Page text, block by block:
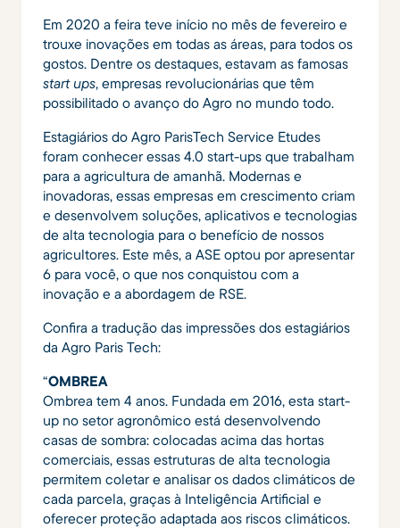
Em 2020 a feira teve início no mês de fevereiro e
trouxe inovações em todas as áreas, para todos os
gostos. Dentre os destaques, estavam as famosas
start ups, empresas revolucionárias que têm
possibilitado o avanço do Agro no mundo todo.
Estagiários do Agro ParisTech Service Etudes
foram conhecer essas 4.0 start-ups que trabalham
para a agricultura de amanhã. Modernas e
inovadoras, essas empresas em crescimento criam
e desenvolvem soluções, aplicativos e tecnologias
de alta tecnologia para o benefício de nossos
agricultores. Este mês, a ASE optou por apresentar
6 para você, o que nos conquistou com a
inovação e a abordagem de RSE.
Confira a tradução das impressões dos estagiários
da Agro Paris Tech:
“OMBREA
Ombrea tem 4 anos. Fundada em 2016, esta start-
up no setor agronômico está desenvolvendo
casas de sombra: colocadas acima das hortas
comerciais, essas estruturas de alta tecnologia
permitem coletar e analisar os dados climáticos de
cada parcela, graças à Inteligência Artificial e
oferecer proteção adaptada aos riscos climáticos.